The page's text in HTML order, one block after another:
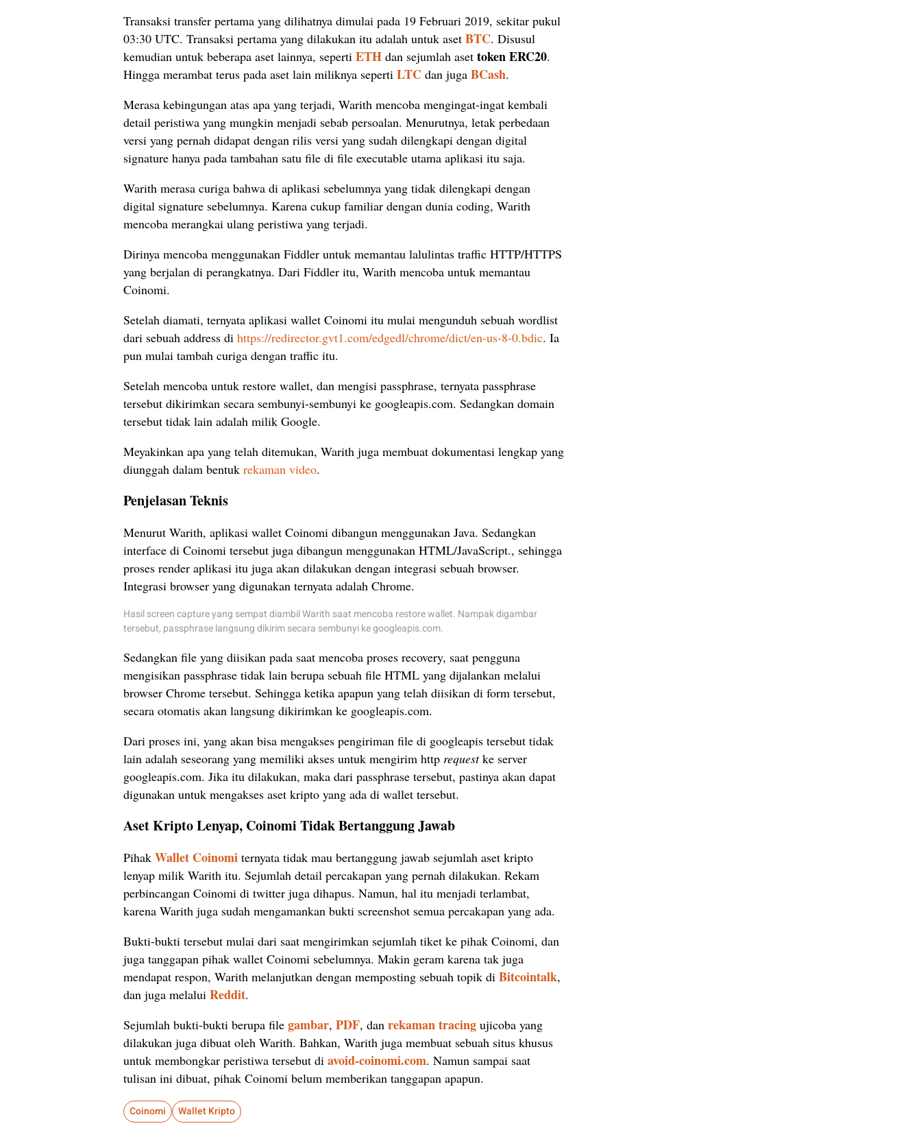
Transaksi transfer pertama yang dilihatnya dimulai pada 19 Februari 2019, sekitar pukul
03:30 UTC. Transaksi pertama yang dilakukan itu adalah untuk aset BTC. Disusul
kemudian untuk beberapa aset lainnya, seperti ETH dan sejumlah aset token ERC20.
Hingga merambat terus pada aset lain miliknya seperti LTC dan juga BCash.
Merasa kebingungan atas apa yang terjadi, Warith mencoba mengingat-ingat kembali
detail peristiwa yang mungkin menjadi sebab persoalan. Menurutnya, letak perbedaan
versi yang pernah didapat dengan rilis versi yang sudah dilengkapi dengan digital
signature hanya pada tambahan satu file di file executable utama aplikasi itu saja.
Warith merasa curiga bahwa di aplikasi sebelumnya yang tidak dilengkapi dengan
digital signature sebelumnya. Karena cukup familiar dengan dunia coding, Warith
mencoba merangkai ulang peristiwa yang terjadi.
Dirinya mencoba menggunakan Fiddler untuk memantau lalulintas traffic HTTP/HTTPS
yang berjalan di perangkatnya. Dari Fiddler itu, Warith mencoba untuk memantau
Coinomi.
Setelah diamati, ternyata aplikasi wallet Coinomi itu mulai mengunduh sebuah wordlist
dari sebuah address di https://redirector.gvt1.com/edgedl/chrome/dict/en-us-8-0.bdic. Ia
pun mulai tambah curiga dengan traffic itu.
Setelah mencoba untuk restore wallet, dan mengisi passphrase, ternyata passphrase
tersebut dikirimkan secara sembunyi-sembunyi ke googleapis.com. Sedangkan domain
tersebut tidak lain adalah milik Google.
Meyakinkan apa yang telah ditemukan, Warith juga membuat dokumentasi lengkap yang
diunggah dalam bentuk rekaman video.
Penjelasan Teknis
Menurut Warith, aplikasi wallet Coinomi dibangun menggunakan Java. Sedangkan
interface di Coinomi tersebut juga dibangun menggunakan HTML/JavaScript., sehingga
proses render aplikasi itu juga akan dilakukan dengan integrasi sebuah browser.
Integrasi browser yang digunakan ternyata adalah Chrome.
Hasil screen capture yang sempat diambil Warith saat mencoba restore wallet. Nampak digambar
tersebut, passphrase langsung dikirim secara sembunyi ke googleapis.com.
Sedangkan file yang diisikan pada saat mencoba proses recovery, saat pengguna
mengisikan passphrase tidak lain berupa sebuah file HTML yang dijalankan melalui
browser Chrome tersebut. Sehingga ketika apapun yang telah diisikan di form tersebut,
secara otomatis akan langsung dikirimkan ke googleapis.com.
Dari proses ini, yang akan bisa mengakses pengiriman file di googleapis tersebut tidak
lain adalah seseorang yang memiliki akses untuk mengirim http requestke server
googleapis.com. Jika itu dilakukan, maka dari passphrase tersebut, pastinya akan dapat
digunakan untuk mengakses aset kripto yang ada di wallet tersebut.
Aset Kripto Lenyap, Coinomi Tidak Bertanggung Jawab
Pihak Wallet Coinomi ternyata tidak mau bertanggung jawab sejumlah aset kripto
lenyap milik Warith itu. Sejumlah detail percakapan yang pernah dilakukan. Rekam
perbincangan Coinomi di twitter juga dihapus. Namun, hal itu menjadi terlambat,
karena Warith juga sudah mengamankan bukti screenshot semua percakapan yang ada.
Bukti-bukti tersebut mulai dari saat mengirimkan sejumlah tiket ke pihak Coinomi, dan
juga tanggapan pihak wallet Coinomi sebelumnya. Makin geram karena tak juga
mendapat respon, Warith melanjutkan dengan memposting sebuah topik di Bitcointalk,
dan juga melalui Reddit.
Sejumlah bukti-bukti berupa file gambar, PDF, dan rekaman tracing ujicoba yang
dilakukan juga dibuat oleh Warith. Bahkan, Warith juga membuat sebuah situs khusus
untuk membongkar peristiwa tersebut di avoid-coinomi.com. Namun sampai saat
tulisan ini dibuat, pihak Coinomi belum memberikan tanggapan apapun.
Coinomi Wallet Kripto